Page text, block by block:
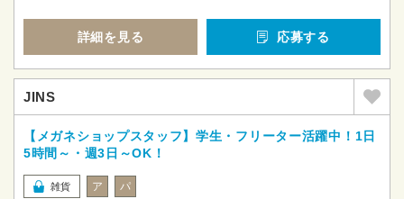
詳細を見る 応募する
JINS
【メガネショップスタッフ】学生・フリーター活躍中！1日
5時間～・週3日～OK！
雑貨 ア パ